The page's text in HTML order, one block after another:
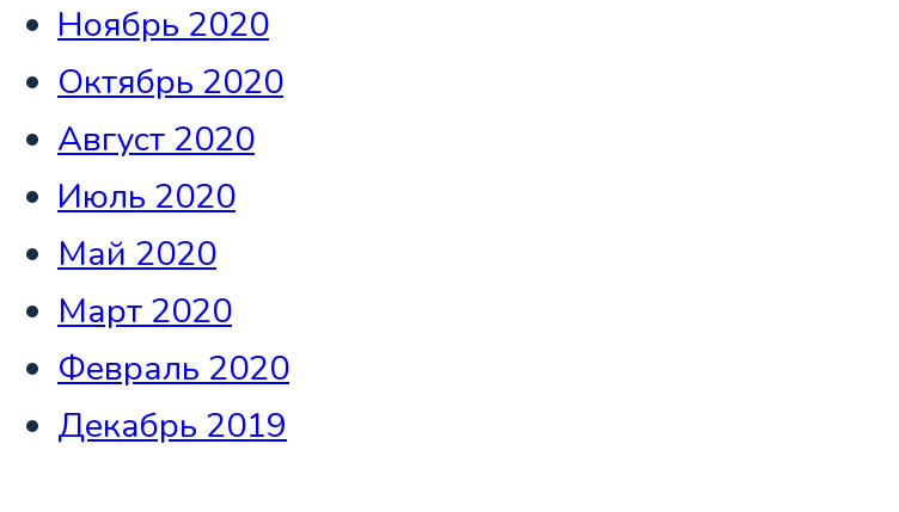
Ноябрь 2020
Октябрь 2020
Август 2020
Июль 2020
Май 2020
Март 2020
Февраль 2020
Декабрь 2019